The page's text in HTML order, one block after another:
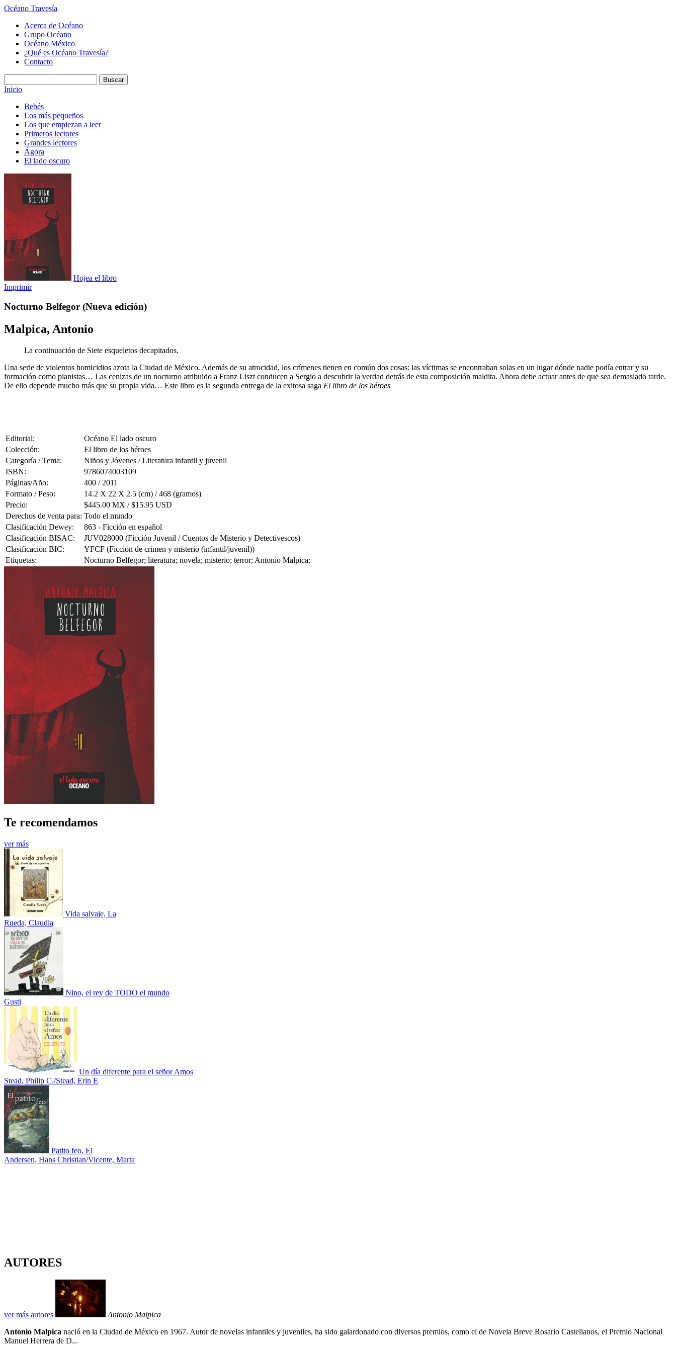
Océano Travesía
Acerca de Océano
Grupo Océano
Océano México
¿Qué es Océano Travesía?
Contacto
Inicio
Bebés
Los más pequeños
Los que empiezan a leer
Primeros lectores
Grandes lectores
Ágora
El lado oscuro
Hojea el libro
Imprimir
Nocturno Belfegor (Nueva edición)
Malpica, Antonio
La continuación de Siete esqueletos decapitados.
Una serie de violentos homicidios azota la Ciudad de México. Además de su atrocidad, los crímenes tienen en común dos cosas: las víctimas se encontraban solas en un lugar dónde nadie podía entrar y su
formación como pianistas… Las cenizas de un nocturno atribuido a Franz Liszt conducen a Sergio a descubrir la verdad detrás de esta composición maldita. Ahora debe actuar antes de que sea demasiado tarde.
De ello depende mucho más que su propia vida… Este libro es la segunda entrega de la exitosa saga El libro de los héroes
Editorial:
Océano El lado oscuro
Colección:
El libro de los héroes
Categoría / Tema:
Niños y Jóvenes / Literatura infantil y juvenil
ISBN:
9786074003109
Páginas/Año:
400 / 2011
Formato / Peso:
14.2 X 22 X 2.5 (cm) / 468 (gramos)
Precio:
$445.00 MX / $15.95 USD
Derechos de venta para: Todo el mundo
Clasificación Dewey:
863 - Ficción en español
Clasificación BISAC:
JUV028000 (Ficción Juvenil / Cuentos de Misterio y Detectivescos)
Clasificación BIC:
YFCF (Ficción de crimen y misterio (infantil/juvenil))
Etiquetas:
Nocturno Belfegor; literatura; novela; misterio; terror; Antonio Malpica;
Te recomendamos
ver más
Vida salvaje, La
Rueda, Claudia
Nino, el rey de TODO el mundo
Gusti
Un día diferente para el señor Amos
Stead, Philip C./Stead, Erin E
Patito feo, El
Andersen, Hans Christian/Vicente, Marta
AUTORES
ver más autores
Antonio Malpica
Antonio Malpica nació en la Ciudad de México en 1967. Autor de novelas infantiles y juveniles, ha sido galardonado con diversos premios, como el de Novela Breve Rosario Castellanos, el Premio Nacional
Manuel Herrera de D...